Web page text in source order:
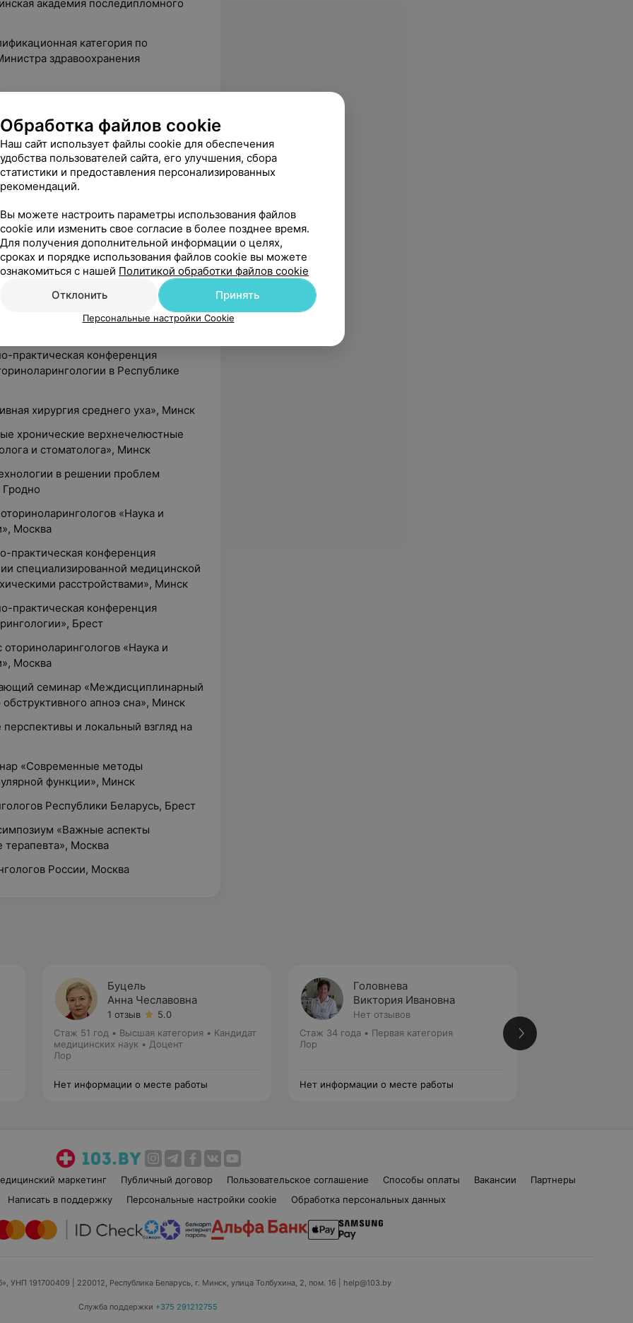
академия последипломного
категория по
здравоохранения
конференция «Наука и
Москва
прысвечаная 25 годдзю «РКБ
БелМАПО, Минск
— оториноларинголога»
кафедра болезней
научного общество
«Наука и практика в
среднего уха» с участием
Беларусь, Минск
практическая конференция
в Республике
хирургия среднего уха», Минск
хронические верхнечелюстные
и стоматолога», Минск
в решении проблем
Гродно
«Наука и
Москва
практическая конференция
специализированной медицинской
расстройствами», Минск
практическая конференция
Брест
«Наука и
Москва
семинар «Междисциплинарный
апноэ сна», Минск
и локальный взгляд на
«Современные методы
функции», Минск
Республики Беларусь, Брест
«Важные аспекты
терапевта», Москва
России, Москва
Буцель
Анна Чеславовна
1 отзыв
5.0
Стаж 51 год • Высшая категория • Кандидат
медицинских наук • Доцент
Лор
Нет информации о месте работы
Головнева
Виктория Ивановна
Нет отзывов
Стаж 34 года • Первая категория
Лор
Нет информации о месте работы
маркетинг Публичный договор Пользовательское соглашение Способы оплаты Вакансии
Партнеры
Написать в поддержку Персональные настройки cookie Обработка персональных данных
УНП 191700409 | 220012, Республика Беларусь, г. Минск, улица Толбухина, 2, пом. 16 | help@103.by
Служба поддержки +375 291212755
Обработка файлов cookie
Наш сайт использует файлы cookie для обеспечения
удобства пользователей сайта, его улучшения, сбора
статистики и предоставления персонализированных
рекомендаций.
Вы можете настроить параметры использования файлов
cookie или изменить свое согласие в более позднее время.
Для получения дополнительной информации о целях,
сроках и порядке использования файлов cookie вы можете
ознакомиться с нашей Политикой обработки файлов cookie
Отклонить
Принять
Персональные настройки Cookie